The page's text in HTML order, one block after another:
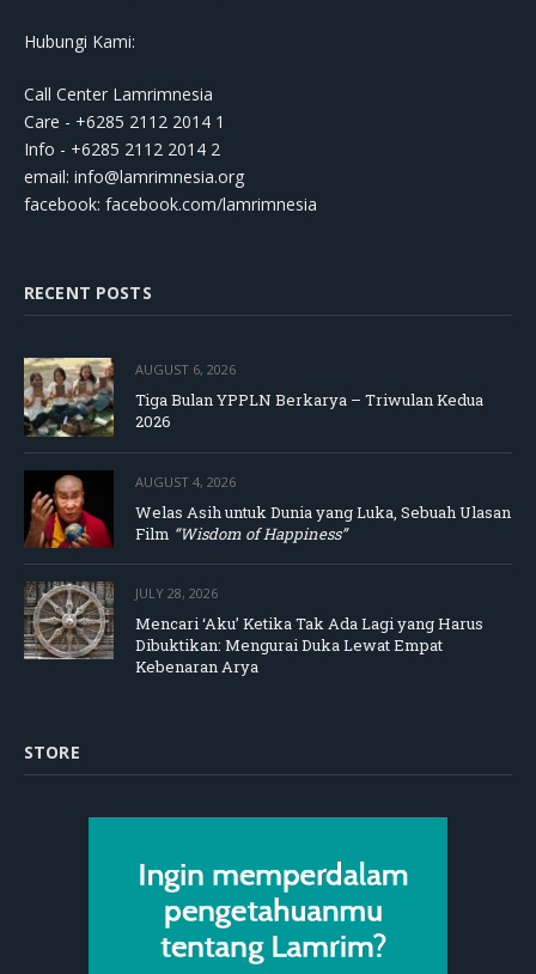
Hubungi Kami:
Call Center Lamrimnesia
Care - +6285 2112 2014 1
Info - +6285 2112 2014 2
email: info@lamrimnesia.org
facebook: facebook.com/lamrimnesia
RECENT POSTS
AUGUST 6, 2026
Tiga Bulan YPPLN Berkarya – Triwulan Kedua
2026
AUGUST 4, 2026
Welas Asih untuk Dunia yang Luka, Sebuah Ulasan
Film “Wisdom of Happiness”
JULY 28, 2026
Mencari ‘Aku’ Ketika Tak Ada Lagi yang Harus
Dibuktikan: Mengurai Duka Lewat Empat
Kebenaran Arya
STORE